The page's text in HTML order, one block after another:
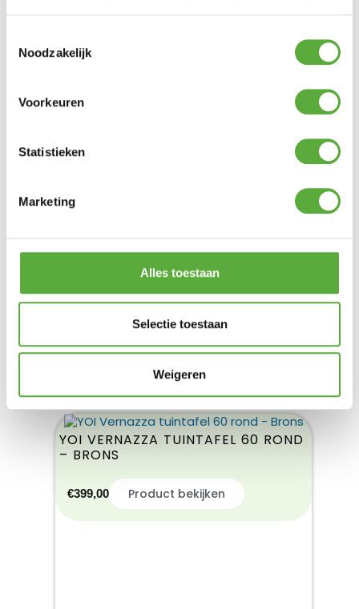
Noodzakelijk
Voorkeuren
Statistieken
Marketing
Alles toestaan
Selectie toestaan
Weigeren
YOI VERNAZZA TUINTAFEL 80 ROND
– BRONS
YOI VERNAZZA TUINTAFEL 60 ROND
– BRONS
€399,00 Product bekijken